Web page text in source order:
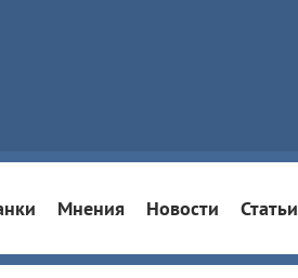
Мнения Новости Статьи